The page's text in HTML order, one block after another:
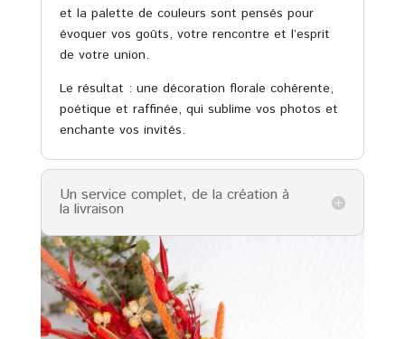
et la palette de couleurs sont pensés pour
évoquer vos goûts, votre rencontre et l’esprit
de votre union.
Le résultat : une décoration florale cohérente,
poétique et raffinée, qui sublime vos photos et
enchante vos invités.
Un service complet, de la création à
la livraison